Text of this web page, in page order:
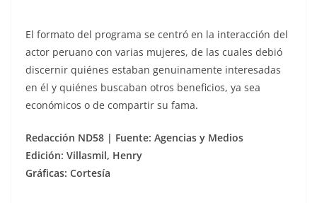
El formato del programa se centró en la interacción del
actor peruano con varias mujeres, de las cuales debió
discernir quiénes estaban genuinamente interesadas
en él y quiénes buscaban otros beneficios, ya sea
económicos o de compartir su fama.
Redacción ND58 | Fuente: Agencias y Medios
Edición: Villasmil, Henry
Gráficas: Cortesía